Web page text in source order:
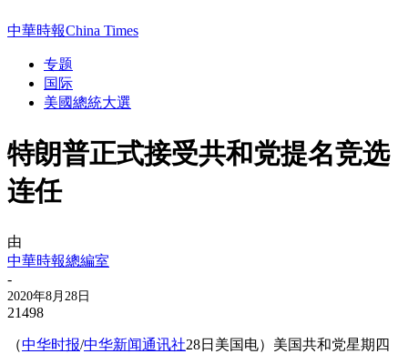
中華時報China Times
专题
国际
美國總統大選
特朗普正式接受共和党提名竞选
连任
由
中華時報總編室
-
2020年8月28日
21498
（中华时报/中华新闻通讯社28日美国电）美国共和党星期四